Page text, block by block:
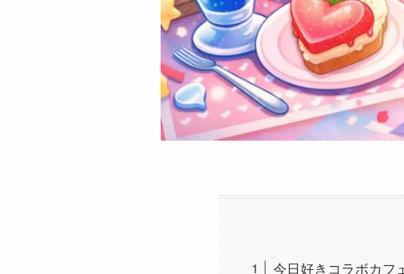
今日好きコラボカフ